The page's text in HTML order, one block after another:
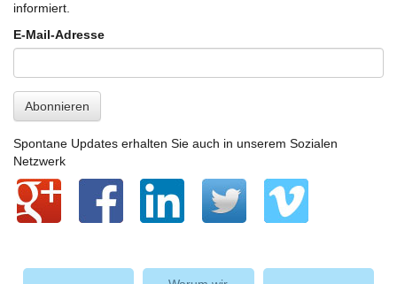
informiert.
E-Mail-Adresse
Abonnieren
Spontane Updates erhalten Sie auch in unserem Sozialen
Netzwerk